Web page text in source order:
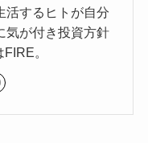
活するヒトが自分
気が付き投資方針
。